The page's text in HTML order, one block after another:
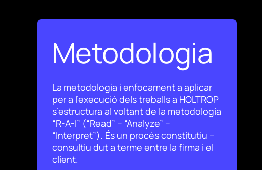
Metodologia
La metodologia i enfocament a aplicar
per a l’execució dels treballs a HOLTROP
s’estructura al voltant de la metodologia
“R-A-I” (“Read” – “Analyze” –
“Interpret”). És un procés constitutiu –
consultiu dut a terme entre la firma i el
client.